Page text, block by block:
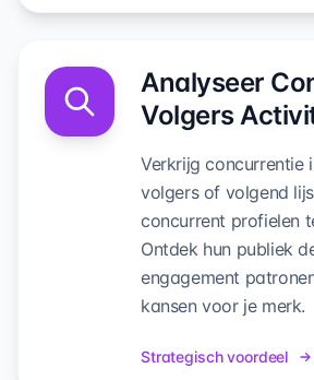
Analyseer
Volgers
Verkrijg concurrentie
volgers of volgend
concurrent profielen
Ontdek hun publiek
engagement
kansen voor je merk.
Strategisch voordeel